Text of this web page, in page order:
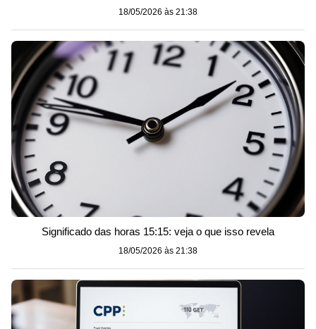
18/05/2026 às 21:38
Significado das horas 15:15: veja o que isso revela
18/05/2026 às 21:38